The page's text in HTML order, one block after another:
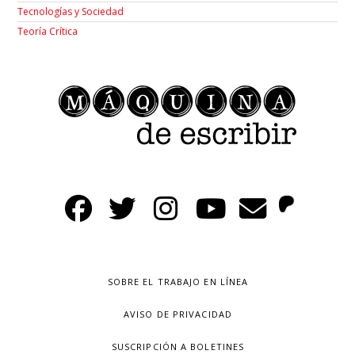
Tecnologías y Sociedad
Teoría Crítica
SOBRE EL TRABAJO EN LÍNEA
AVISO DE PRIVACIDAD
SUSCRIPCIÓN A BOLETINES